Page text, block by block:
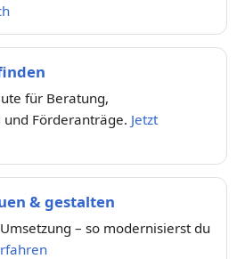
für Beratung,
Förderanträge. Jetzt
& gestalten
– so modernisierst du